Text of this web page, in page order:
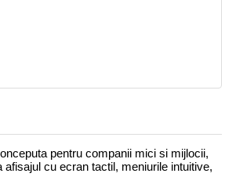
pentru companii mici si mijlocii,
cu ecran tactil, meniurile intuitive,